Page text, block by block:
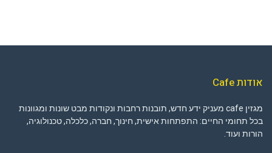
אודות Cafe
מגזין cafe מעניק ידע חדש, תובנות רחבות ונקודות מבט שונות ומגוונות
בכל תחומי החיים: התפתחות אישית, חינוך, חברה, כלכלה, טכנולוגיה,
הורות ועוד.